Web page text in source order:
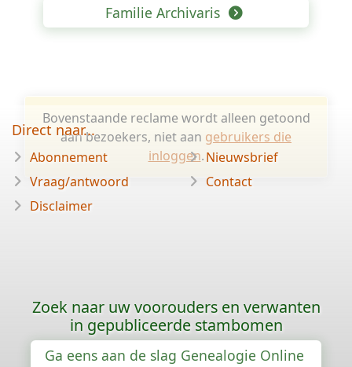
Familie Archivaris
Bovenstaande reclame wordt alleen getoond
aan bezoekers, niet aan gebruikers die
inloggen.
Direct naar...
Abonnement
Vraag/antwoord
Disclaimer
Nieuwsbrief
Contact
Zoek naar uw voorouders en verwanten
in gepubliceerde stambomen
Ga eens aan de slag Genealogie Online